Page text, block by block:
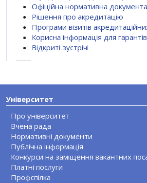
Офіційна нормативна
Рішення про акредитацію
Програми візитів
Корисна інформація для
Відкриті зустрічі
Університет
Про університет
Вчена рада
Нормативні документи
Публічна інформація
Конкурси на заміщення вакантних
Платні послуги
Профспілка